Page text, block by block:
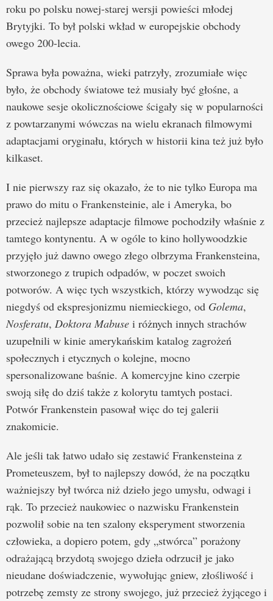
roku po polsku nowej-starej wersji powieści młodej
Brytyjki. To był polski wkład w europejskie obchody
owego 200-lecia.
Sprawa była poważna, wieki patrzyły, zrozumiałe więc
było, że obchody światowe też musiały być głośne, a
naukowe sesje okolicznościowe ścigały się w popularności
z powtarzanymi wówczas na wielu ekranach filmowymi
adaptacjami oryginału, których w historii kina też już było
kilkaset.
I nie pierwszy raz się okazało, że to nie tylko Europa ma
prawo do mitu o Frankensteinie, ale i Ameryka, bo
przecież najlepsze adaptacje filmowe pochodziły właśnie z
tamtego kontynentu. A w ogóle to kino hollywoodzkie
przyjęło już dawno owego złego olbrzyma Frankensteina,
stworzonego z trupich odpadów, w poczet swoich
potworów. A więc tych wszystkich, którzy wywodząc się
niegdyś od ekspresjonizmu niemieckiego, od Golema,
Nosferatu, Doktora Mabuse i różnych innych strachów
uzupełnili w kinie amerykańskim katalog zagrożeń
społecznych i etycznych o kolejne, mocno
spersonalizowane baśnie. A komercyjne kino czerpie
swoją siłę do dziś także z kolorytu tamtych postaci.
Potwór Frankenstein pasował więc do tej galerii
znakomicie.
Ale jeśli tak łatwo udało się zestawić Frankensteina z
Prometeuszem, był to najlepszy dowód, że na początku
ważniejszy był twórca niż dzieło jego umysłu, odwagi i
rąk. To przecież naukowiec o nazwisku Frankenstein
pozwolił sobie na ten szalony eksperyment stworzenia
człowieka, a dopiero potem, gdy „stwórca” porażony
odrażającą brzydotą swojego dzieła odrzucił je jako
nieudane doświadczenie, wywołując gniew, złośliwość i
potrzebę zemsty ze strony swojego, już przecież żyjącego i